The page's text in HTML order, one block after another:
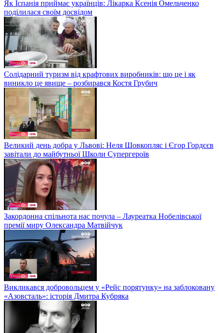
Як Іспанія приймає українців: Лікарка Ксенія Омельченко
поділилася своїм досвідом
Солідарний туризм від крафтових виробників: що це і як
виникло це явище – розбирався Костя Грубич
Великий день добра у Львові: Неля Шовкопляс і Єгор Гордєєв
завітали до майбутньої Школи Супергероїв
Закордонна спільнота нас почула – Лауреатка Нобелівської
премії миру Олександра Матвійчук
Викликався добровольцем у «Рейс порятунку» на заблоковану
«Азовсталь»: історія Дмитра Кубряка